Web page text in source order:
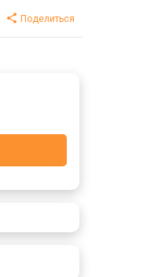
Поделиться